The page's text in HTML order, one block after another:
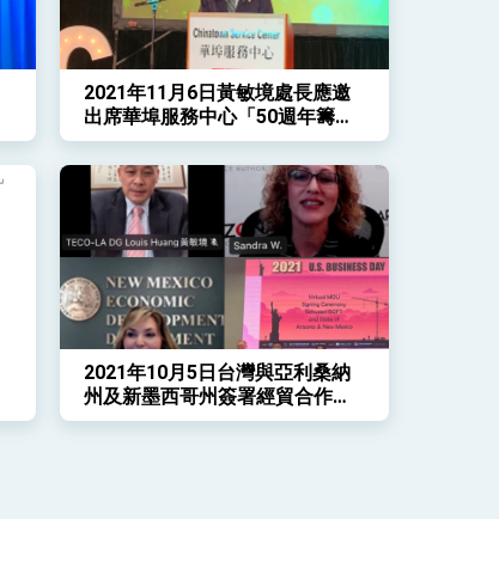
2021年11月6日黃敏境處長應邀
出席華埠服務中心「50週年籌款
晚會」
2021年10月5日台灣與亞利桑納
州及新墨西哥州簽署經貿合作瞭
解備忘錄